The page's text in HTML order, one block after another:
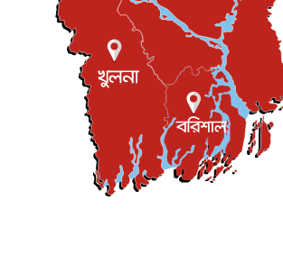
শিল্পকলায় চলচ্চিত্র উৎসব, বিনা মূল্যে
বিনোদন
ইস্ট লন্ডন মসজিদের জুমার খুতবা :
লেন্স...
ইসলাম ও জীবন
সিলেটের কন্যা মোহিনী রশিদ
দেশজুড়ে
আজ থেকে সবার জন্য উন্মুক্ত জুলাই